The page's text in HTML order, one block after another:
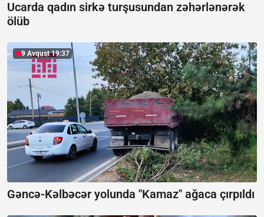
Ucarda qadın sirkə turşusundan zəhərlənərək
ölüb
9 Avqust 19:37
Gəncə-Kəlbəcər yolunda "Kamaz" ağaca çırpıldı